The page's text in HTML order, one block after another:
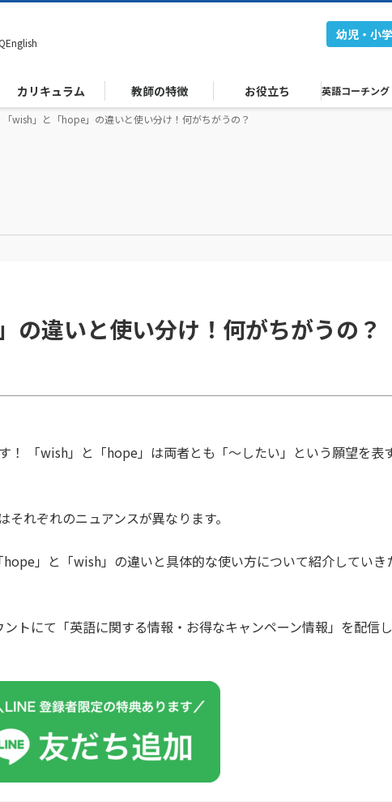
幼児・小
カリキュラム 教師の特徴 お役立ち 英語コーチング
「wish」と「hope」の違いと使い分け！何がちがうの？
の違いと使い分け！何がちがうの？
！ 「wish」と「hope」は両者とも「～したい」という願望を表
れぞれのニュアンスが異なります。
」と「wish」の違いと具体的な使い方について紹介していき
トにて「英語に関する情報・お得なキャンペーン情報」を配信し